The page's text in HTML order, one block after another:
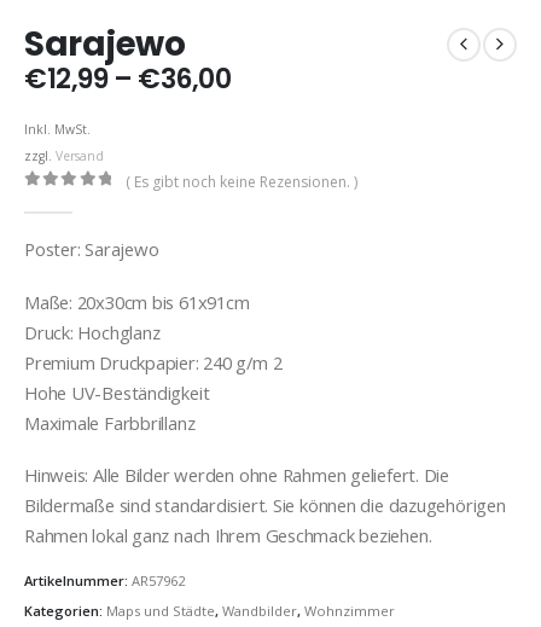
Sarajewo
€12,99 – €36,00Preisspanne:
Inkl. MwSt.
zzgl. Versand
( Es gibt noch keine Rezensionen. )
Poster: Sarajewo
Maße: 20x30cm bis 61x91cm
Druck: Hochglanz
Premium Druckpapier: 240 g/m 2
Hohe UV-Beständigkeit
Maximale Farbbrillanz
Hinweis: Alle Bilder werden ohne Rahmen geliefert. Die
Bildermaße sind standardisiert. Sie können die dazugehörigen
Rahmen lokal ganz nach Ihrem Geschmack beziehen.
Artikelnummer: AR57962
Kategorien: Maps und Städte, Wandbilder, Wohnzimmer